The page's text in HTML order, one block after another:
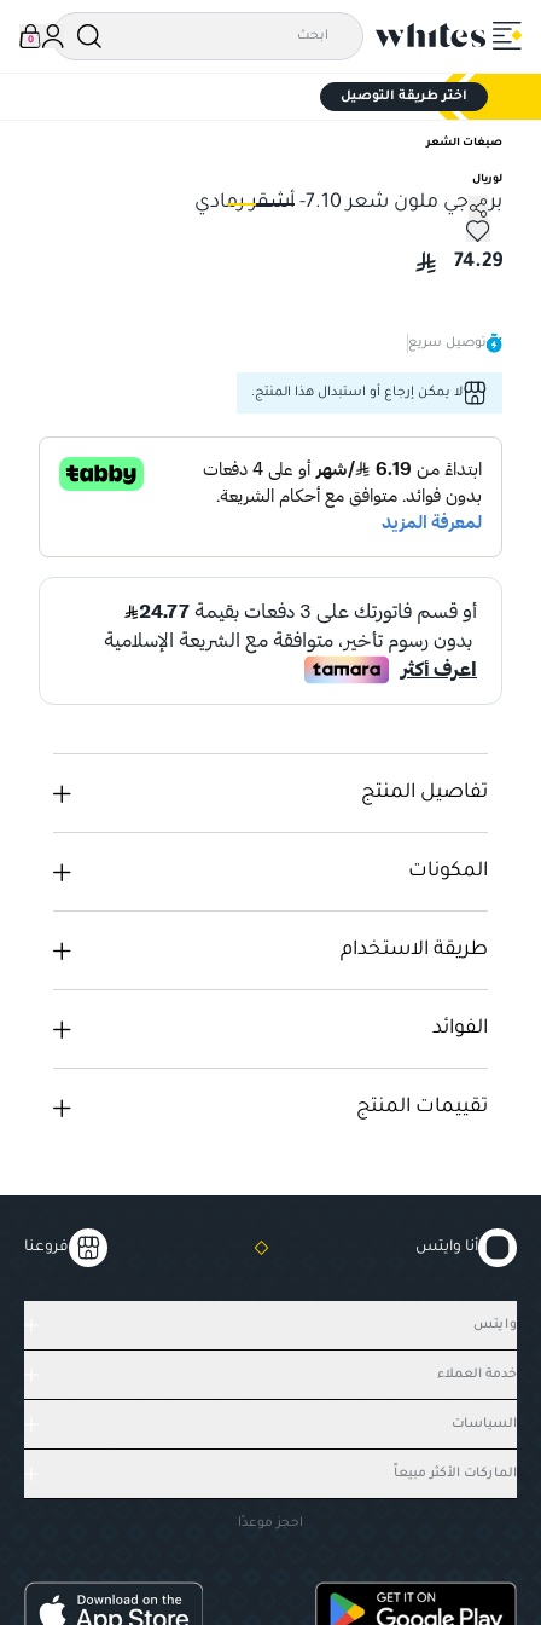
0
اختر طريقة التوصيل
صبغات الشعر
لوريال
برودجي ملون شعر 7.10- أشقر رمادي
برودجي ملون شعر 7.10- أشقر رمادي
74.29
توصيل سريع
لا يمكن إرجاع أو استبدال هذا المنتج.
تفاصيل المنتج
المكونات
طريقة الاستخدام
الفوائد
تقييمات المنتج
أنا وايتس فروعنا
وايتس
خدمة العملاء
السياسات
الماركات الأكثر مبيعاً
احجز موعدًا